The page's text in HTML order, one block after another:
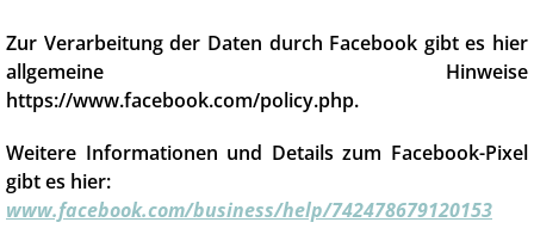
Zur Verarbeitung der Daten durch Facebook gibt es hier
allgemeine Hinweise
https://www.facebook.com/policy.php.
Weitere Informationen und Details zum Facebook-Pixel
gibt es hier:
www.facebook.com/business/help/742478679120153